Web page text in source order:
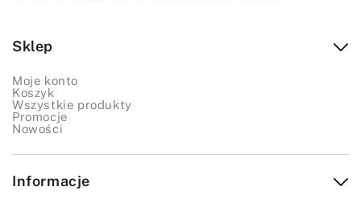
Sklep
Moje konto
Koszyk
Wszystkie produkty
Promocje
Nowości
Informacje